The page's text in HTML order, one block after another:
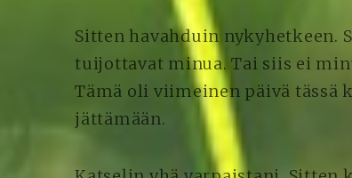
Sitten havahduin nykyhetkeen.
tuijottavat minua. Tai siis ei
Tämä oli viimeinen päivä tässä
jättämään.